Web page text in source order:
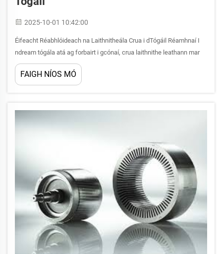
2025-10-01 10:42:00
Éifeacht Réabhlóideach na Laithnitheála Crua i dTógáil Réamhnaí I
ndream tógála atá ag forbairt i gcónaí, crua laithnithe leathann mar
shaghas malartaithe cluichí a leanann ar aghaidh ar an mbealach a
thógannar ár struchtúir agus ar an mbealach a chosnaítear iad. Tá an
FAIGH NÍOS MÓ